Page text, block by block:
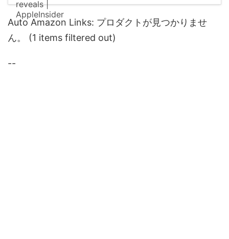
Auto Amazon Links: プロダクトが見つかりませ
ん。 (1 items filtered out)
--